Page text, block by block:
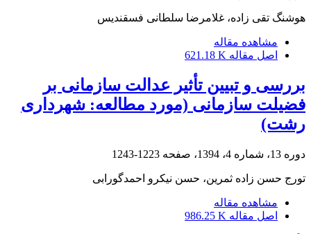
هوشنگ تقی زاده، غلامرضا سلطانی فسقندیس
مشاهده مقاله
اصل مقاله 621.18 K
بررسی و تبیین تأثیر عدالت سازمانی بر
فضیلت سازمانی (مورد مطالعه: شهرداری
رشت)
دوره 13، شماره 4، 1394، صفحه 1223-1243
تورج حسن زاده ثمرین، حسن نیکرو احمدگورابی
مشاهده مقاله
اصل مقاله 986.25 K